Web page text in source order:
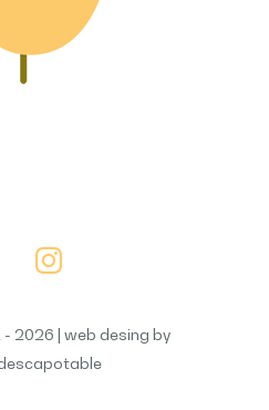
2026 | web desing by